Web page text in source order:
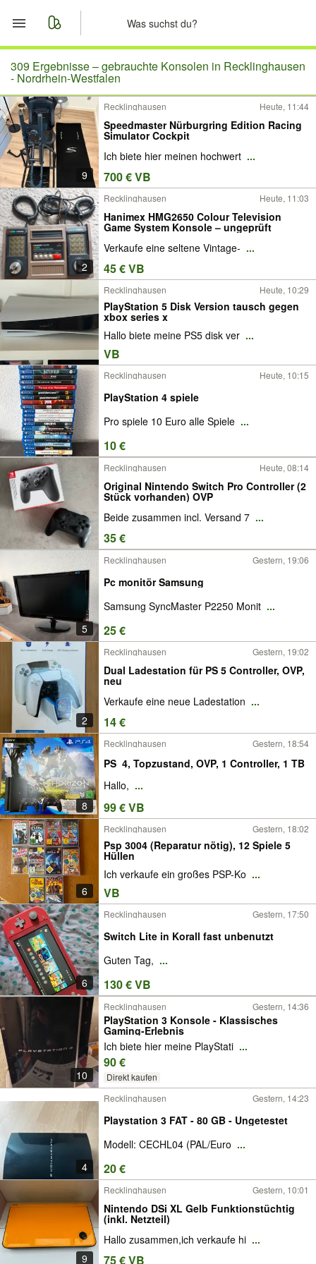
Start
Merkliste
Nachrichten
Anzeige aufgeben
309 Ergebnisse –gebrauchte Konsolen in Recklinghausen
- Nordrhein-Westfalen
9
Recklinghausen Heute, 11:44
Speedmaster Nürburgring Edition Racing
Simulator Cockpit
Ich biete hier meinen hochwert ...
700 € VB
2
Recklinghausen Heute, 11:03
Hanimex HMG2650 Colour Television
Game System Konsole – ungeprüft
Verkaufe eine seltene Vintage- ...
45 € VB
Recklinghausen Heute, 10:29
PlayStation 5 Disk Version tausch gegen
xbox series x
Hallo biete meine PS5 disk ver ...
VB
Recklinghausen Heute, 10:15
PlayStation 4 spiele
Pro spiele 10 Euro alle Spiele ...
10 €
Recklinghausen Heute, 08:14
Original Nintendo Switch Pro Controller (2
Stück vorhanden) OVP
Beide zusammen incl. Versand 7 ...
35 €
5
Recklinghausen Gestern, 19:06
Pc monitör Samsung
Samsung SyncMaster P2250 Monit ...
25 €
2
Recklinghausen Gestern, 19:02
Dual Ladestation für PS 5 Controller, OVP,
neu
Verkaufe eine neue Ladestation ...
14 €
8
Recklinghausen Gestern, 18:54
PS_4, Topzustand, OVP, 1 Controller, 1 TB
Hallo, ...
99 € VB
6
Recklinghausen Gestern, 18:02
Psp 3004 (Reparatur nötig), 12 Spiele 5
Hüllen
Ich verkaufe ein großes PSP-Ko ...
VB
6
Recklinghausen Gestern, 17:50
Switch Lite in Korall fast unbenutzt
Guten Tag, ...
130 € VB
10
Recklinghausen Gestern, 14:36
PlayStation 3 Konsole - Klassisches
Gaming-Erlebnis
Ich biete hier meine PlayStati ...
90 €
Direkt kaufen
4
Recklinghausen Gestern, 14:23
Playstation 3 FAT - 80 GB - Ungetestet
Modell: CECHL04 (PAL/Euro ...
20 €
9
Recklinghausen Gestern, 10:01
Nintendo DSi XL Gelb Funktionstüchtig
(inkl. Netzteil)
Hallo zusammen,ich verkaufe hi ...
75 € VB